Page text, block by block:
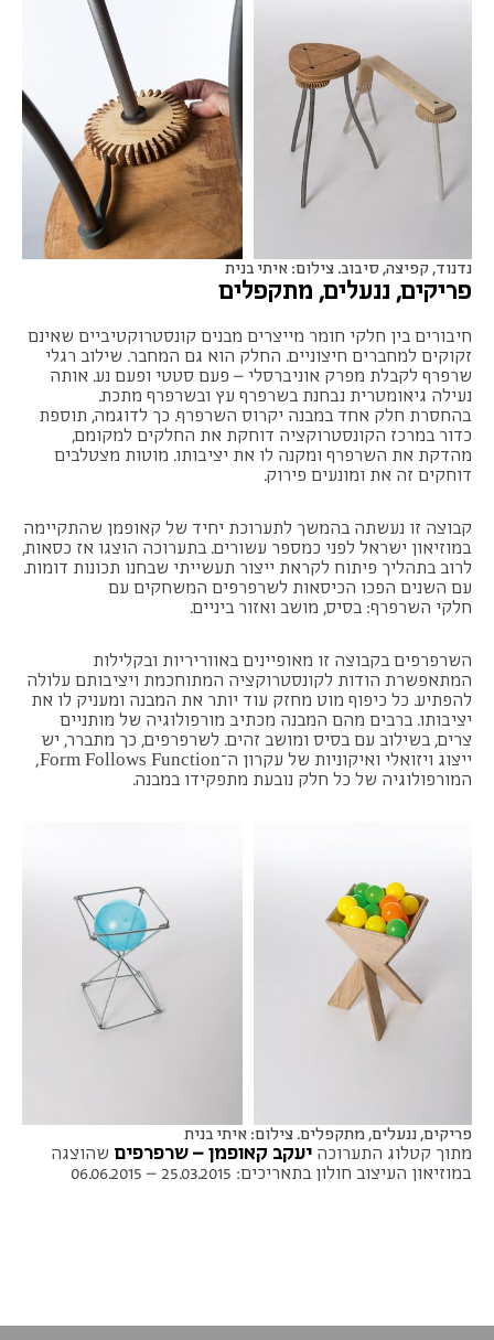
נדנוד, קפיצה, סיבוב. צילום: איתי בנית
פריקים, ננעלים, מתקפלים
חיבורים בין חלקי חומר מייצרים מבנים קונסטרוקטיביים שאינם
זקוקים למחברים חיצוניים. החלק הוא גם המחבר. שילוב רגלי
שרפרף לקבלת מפרק אוניברסלי – פעם סטטי ופעם נע. אותה
נעילה גיאומטרית נבחנת בשרפרף עץ ובשרפרף מתכת.
בהחסרת חלק אחד במבנה יקרוס השרפרף. כך לדוגמה, תוספת
כדור במרכז הקונסטרוקציה דוחקת את החלקים למקומם,
מהדקת את השרפרף ומקנה לו את יציבותו. מוטות מצטלבים
דוחקים זה את ומונעים פירוק.
קבוצה זו נעשתה בהמשך לתערוכת יחיד של קאופמן שהתקיימה
במוזיאון ישראל לפני כמספר עשורים. בתערוכה הוצגו אז כסאות,
לרוב בתהליך פיתוח לקראת ייצור תעשייתי שבחנו תכונות דומות.
עם השנים הפכו הכיסאות לשרפרפים המשחקים עם
חלקי השרפרף: בסיס, מושב ואזור ביניים.
השרפרפים בקבוצה זו מאופיינים באווריריות ובקלילות
המתאפשרת הודות לקונסטרוקציה המתוחכמת ויציבותם עלולה
להפתיע. כל כיפוף מוט מחזק עוד יותר את המבנה ומעניק לו את
יציבותו. ברבים מהם המבנה מכתיב מורפולוגיה של מותניים
צרים, בשילוב עם בסיס ומושב זהים. לשרפרפים, כך מתברר, יש
ייצוג ויזואלי ואיקוניות של עקרון ה־Form Follows Function,
המורפולוגיה של כל חלק נובעת מתפקידו במבנה.
פריקים, ננעלים, מתקפלים. צילום: איתי בנית
מתוך קטלוג התערוכה יעקב קאופמן – שרפרפים שהוצגה
במוזיאון העיצוב חולון בתאריכים: 25.03.2015 – 06.06.2015